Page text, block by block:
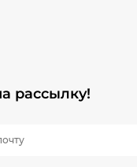
рассылкy!